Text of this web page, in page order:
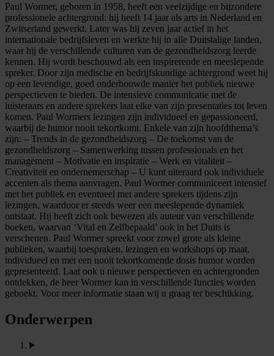
Paul Wormer, geboren in 1958, heeft een veelzijdige en bijzondere
professionele achtergrond: hij heeft 14 jaar als arts in Nederland en
Zwitserland gewerkt. Later was hij zeven jaar actief in het
internationale bedrijfsleven en werkte hij in alle Duitstalige landen,
waar hij de verschillende culturen van de gezondheidszorg leerde
kennen. Hij wordt beschouwd als een inspirerende en meeslepende
spreker. Door zijn medische en bedrijfskundige achtergrond weet hij
op een levendige, goed onderbouwde manier het publiek nieuwe
perspectieven te bieden. De intensieve communicatie met de
luisteraars en andere sprekers laat elke van zijn presentaties tot leven
komen. Paul Wormers lezingen zijn individueel en gepassioneerd,
waarbij de humor nooit tekortkomt. Enkele van zijn hoofdthema’s
zijn: – Trends in de gezondheidszorg – De toekomst van de
gezondheidszorg – Samenwerking tussen professionals en het
management – Motivatie en inspiratie – Werk en vitaliteit –
Creativiteit en ondernemerschap – U kunt uiteraard ook individuele
accenten als thema aanvragen. Paul Wormer communiceert intensief
met het publiek en eventueel met andere sprekers tijdens zijn
lezingen, waardoor er steeds weer een meeslepende dynamiek
ontstaat. Hij heeft zich ook bewezen als auteur van verschillende
boeken, waarvan ‘Vital en Zelfbepaald’ ook in het Duits is
verschenen. Paul Wormer spreekt voor zowel grote als kleine
publieken, waarbij toespraken, lezingen en workshops op maat,
individueel en met een nooit tekortkomende dosis humor worden
gepresenteerd. Laat ook u nieuwe perspectieven en achtergronden
ontdekken, de heer Wormer kan in verschillende functies worden
geboekt. Voor meer informatie staan wij u graag ter beschikking.
Onderwerpen